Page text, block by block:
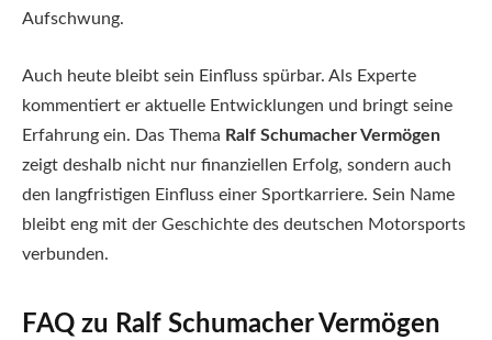
Aufschwung.
Auch heute bleibt sein Einfluss spürbar. Als Experte
kommentiert er aktuelle Entwicklungen und bringt seine
Erfahrung ein. Das Thema Ralf Schumacher Vermögen
zeigt deshalb nicht nur finanziellen Erfolg, sondern auch
den langfristigen Einfluss einer Sportkarriere. Sein Name
bleibt eng mit der Geschichte des deutschen Motorsports
verbunden.
FAQ zu Ralf Schumacher Vermögen